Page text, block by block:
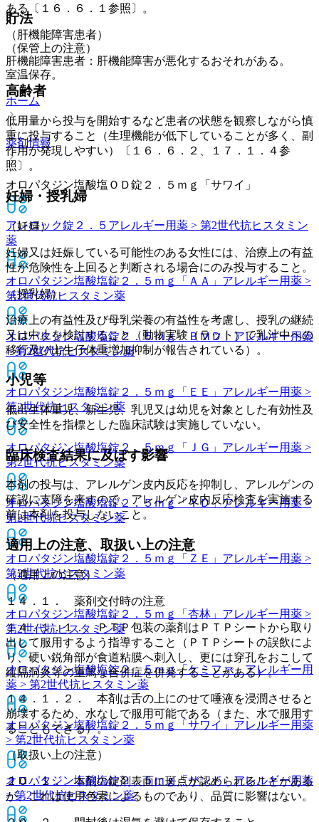
貯法
（保管上の注意）
室温保存。
ホーム
薬剤情報
オロパタジン塩酸塩ＯＤ錠２．５ｍｇ「サワイ」
アレロック錠２．５ アレルギー用薬 > 第2世代抗ヒスタミン
薬
オロパタジン塩酸塩錠２．５ｍｇ「ＡＡ」 アレルギー用薬 >
第2世代抗ヒスタミン薬
オロパタジン塩酸塩錠２．５ｍｇ「ＢＭＤ」 アレルギー用薬
> 第2世代抗ヒスタミン薬
オロパタジン塩酸塩錠２．５ｍｇ「ＥＥ」 アレルギー用薬 >
第2世代抗ヒスタミン薬
オロパタジン塩酸塩錠２．５ｍｇ「ＪＧ」 アレルギー用薬 >
第2世代抗ヒスタミン薬
オロパタジン塩酸塩錠２．５ｍｇ「ＹＤ」アレルギー用薬 >
第2世代抗ヒスタミン薬
オロパタジン塩酸塩錠２．５ｍｇ「ＺＥ」 アレルギー用薬 >
第2世代抗ヒスタミン薬
オロパタジン塩酸塩錠２．５ｍｇ「杏林」 アレルギー用薬 >
第2世代抗ヒスタミン薬
オロパタジン塩酸塩錠２．５ｍｇ「ケミファ」 アレルギー用
薬 > 第2世代抗ヒスタミン薬
オロパタジン塩酸塩錠２．５ｍｇ「サワイ」 アレルギー用薬
> 第2世代抗ヒスタミン薬
オロパタジン塩酸塩錠２．５ｍｇ「サンド」アレルギー用薬
> 第2世代抗ヒスタミン薬
ある〔１６．６．１参照〕。
（肝機能障害患者）
肝機能障害患者：肝機能障害が悪化するおそれがある。
高齢者
低用量から投与を開始するなど患者の状態を観察しながら慎
重に投与すること（生理機能が低下していることが多く、副
作用が発現しやすい）〔１６．６．２、１７．１．４参
照〕。
妊婦・授乳婦
（妊婦）
妊婦又は妊娠している可能性のある女性には、治療上の有益
性が危険性を上回ると判断される場合にのみ投与すること。
（授乳婦）
治療上の有益性及び母乳栄養の有益性を考慮し、授乳の継続
又は中止を検討すること（動物実験（ラット）で乳汁中への
移行及び出生仔体重増加抑制が報告されている）。
小児等
低出生体重児、新生児、乳児又は幼児を対象とした有効性及
び安全性を指標とした臨床試験は実施していない。
臨床検査結果に及ぼす影響
本剤の投与は、アレルゲン皮内反応を抑制し、アレルゲンの
確認に支障を来すので、アレルゲン皮内反応検査を実施する
前は本剤を投与しないこと。
適用上の注意、取扱い上の注意
（適用上の注意）
１４．１． 薬剤交付時の注意
１４．１．１． ＰＴＰ包装の薬剤はＰＴＰシートから取り
出して服用するよう指導すること（ＰＴＰシートの誤飲によ
り、硬い鋭角部が食道粘膜へ刺入し、更には穿孔をおこして
縦隔洞炎等の重篤な合併症を併発することがある）。
１４．１．２． 本剤は舌の上にのせて唾液を浸潤させると
崩壊するため、水なしで服用可能である（また、水で服用す
ることもできる）。
（取扱い上の注意）
２０．１． 本剤の錠剤表面に斑点が認められることがある
が、これは使用色素によるものであり、品質に影響はない。